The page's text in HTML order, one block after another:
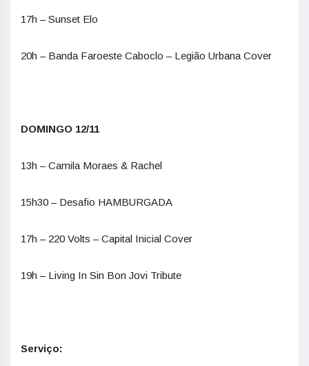
17h – Sunset Elo
20h – Banda Faroeste Caboclo – Legião Urbana Cover
DOMINGO 12/11
13h – Camila Moraes & Rachel
15h30 – Desafio HAMBURGADA
17h – 220 Volts – Capital Inicial Cover
19h – Living In Sin Bon Jovi Tribute
Serviço: